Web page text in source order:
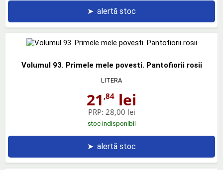
➤ alertă stoc
Volumul 93. Primele mele povesti. Pantofiorii rosii
LITERA
21 ,84 lei
PRP: 28,00 lei
stoc indisponibil
➤ alertă stoc